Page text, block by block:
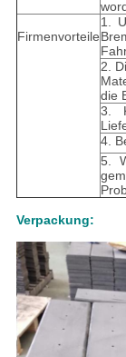
Firmenvorteile
1.
2.
die
3.
4.
5.
Verpackung: